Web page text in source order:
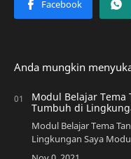
Anda mungkin
Modul Belajar Tema
Tumbuh di
Modul Belajar Tema
Lingkungan Saya Modul Belajar Tema Tanaman
Yang Tumbuh di